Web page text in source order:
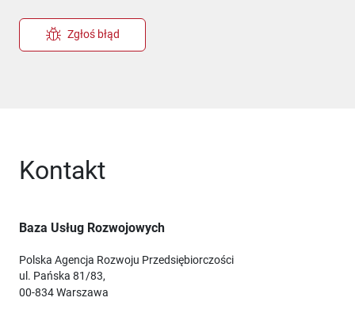
Zgłoś błąd
Kontakt
Baza Usług Rozwojowych
Polska Agencja Rozwoju Przedsiębiorczości
ul. Pańska 81/83,
00-834 Warszawa